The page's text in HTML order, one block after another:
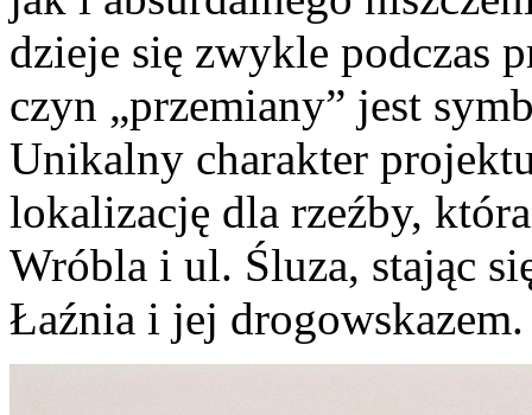
dzieje się zwykle podczas
czyn „przemiany” jest
Unikalny charakter
lokalizację dla rzeźby,
Wróbla i ul. Śluza, stając
Łaźnia i jej drogowskazem.